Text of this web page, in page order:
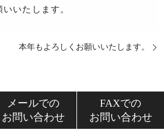
いたします。
本年もよろしくお願いいたします。
メールでの
お問い合わせ
FAXでの
お問い合わせ